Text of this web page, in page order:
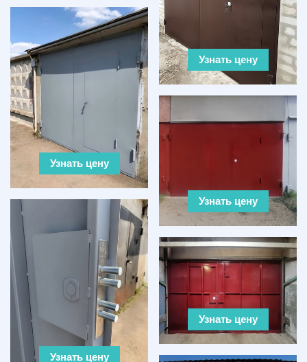
Узнать цену
Узнать цену
Узнать цену
Узнать цену
Узнать цену